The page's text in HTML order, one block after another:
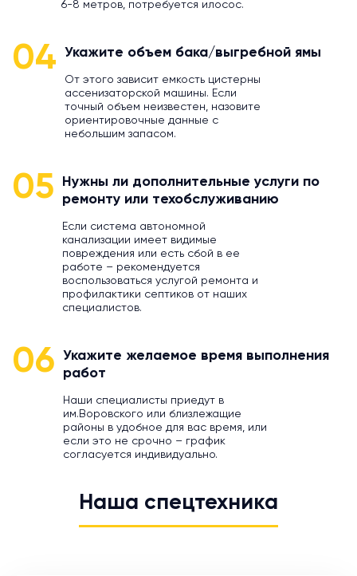
6-8 метров, потребуется илосос.
04 Укажите объем бака/выгребной ямы
От этого зависит емкость цистерны
ассенизаторской машины. Если
точный объем неизвестен, назовите
ориентировочные данные с
небольшим запасом.
05
Нужны ли дополнительные услуги по
ремонту или техобслуживанию
Если система автономной
канализации имеет видимые
повреждения или есть сбой в ее
работе – рекомендуется
воспользоваться услугой ремонта и
профилактики септиков от наших
специалистов.
06
Укажите желаемое время выполнения
работ
Наши специалисты приедут в
им.Воровского или близлежащие
районы в удобное для вас время, или
если это не срочно – график
согласуется индивидуально.
Наша спецтехника